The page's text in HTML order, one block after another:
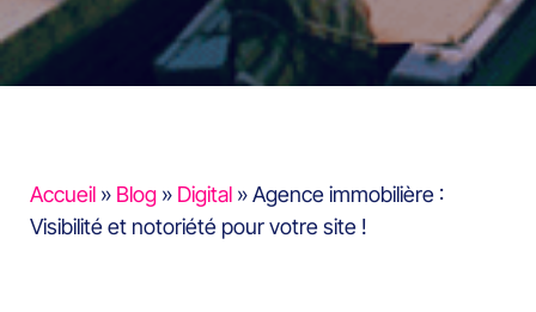
Accueil » Blog » Digital »Agence immobilière :
Visibilité et notoriété pour votre site !